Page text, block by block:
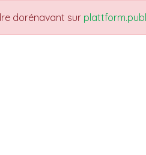
dorénavant sur